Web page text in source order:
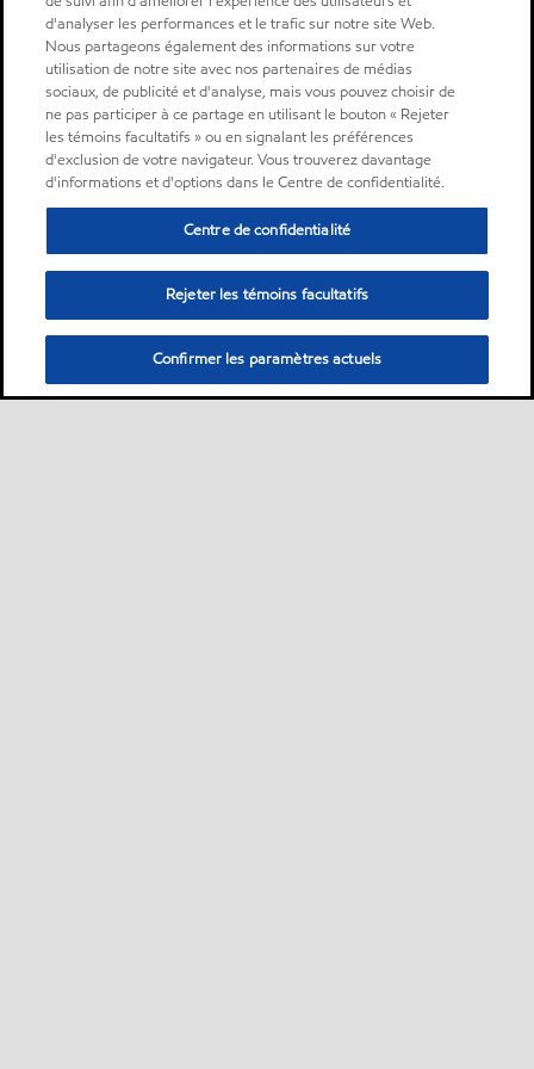
d'analyser les performances et le trafic sur notre site Web.
Nous partageons également des informations sur votre
utilisation de notre site avec nos partenaires de médias
sociaux, de publicité et d'analyse, mais vous pouvez choisir de
ne pas participer à ce partage en utilisant le bouton « Rejeter
les témoins facultatifs » ou en signalant les préférences
d'exclusion de votre navigateur. Vous trouverez davantage
d'informations et d'options dans le Centre de confidentialité.
Centre de confidentialité
Rejeter les témoins facultatifs
Confirmer les paramètres actuels